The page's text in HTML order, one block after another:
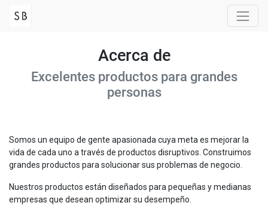
Acerca de
Excelentes productos para grandes
personas
Somos un equipo de gente apasionada cuya meta es mejorar la
vida de cada uno a través de productos disruptivos. Construimos
grandes productos para solucionar sus problemas de negocio.
Nuestros productos están diseñados para pequeñas y medianas
empresas que desean optimizar su desempeño.